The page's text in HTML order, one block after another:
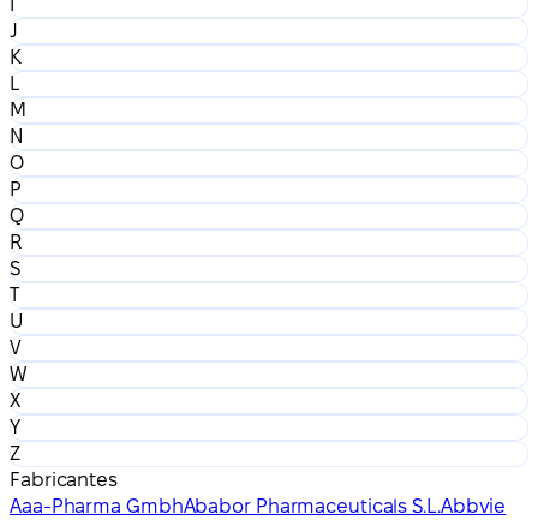
J
K
L
M
N
O
P
Q
R
S
T
U
V
W
X
Y
Z
Fabricantes
Aaa-Pharma GmbhAbabor Pharmaceuticals S.L.Abbvie